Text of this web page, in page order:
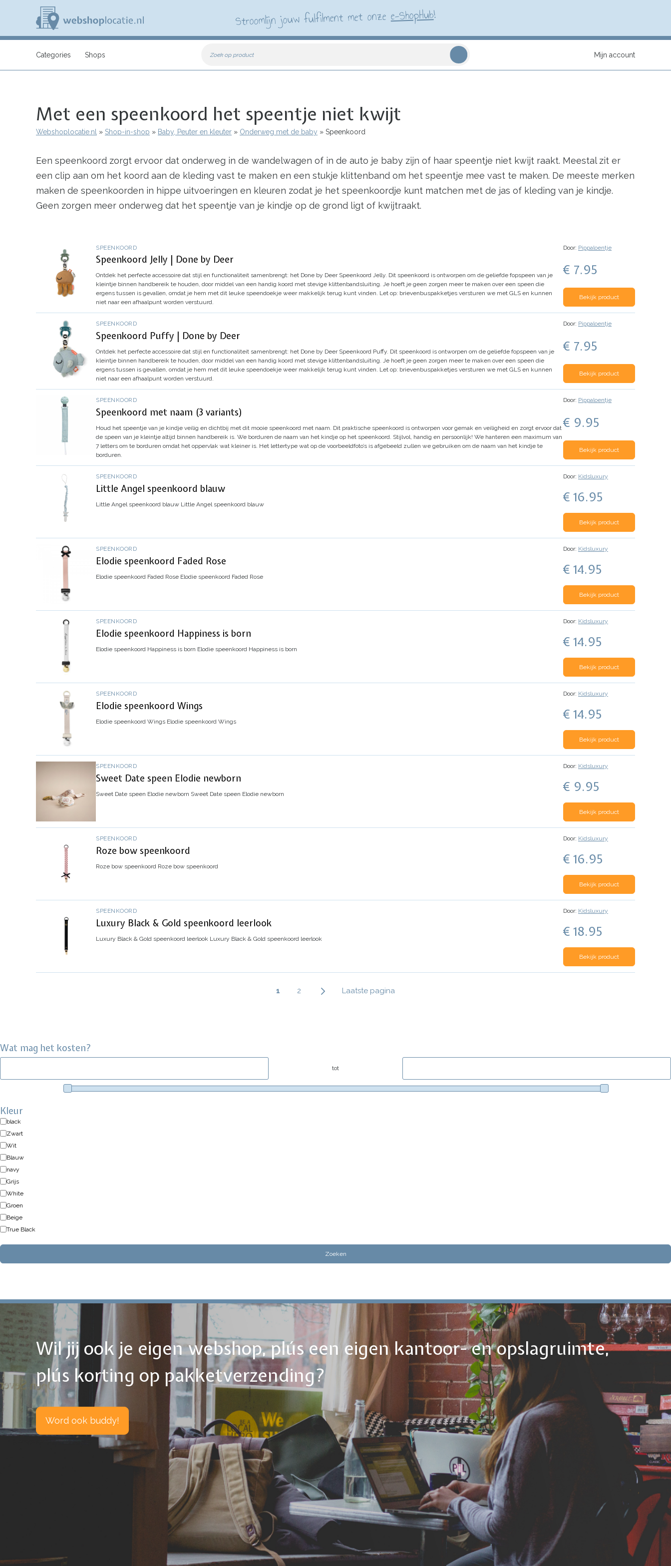
inhoud
e
s
o
a
e
n
Stroomlijn jouw fulfilment met onzee-ShopHub!
Zoek op product
Categories Shops Mijn account
Met een speenkoord het speentje niet kwijt
Kruimelpad
Webshoplocatie.nl Shop-in-shop Baby, Peuter en kleuter Onderweg met de baby Speenkoord
Een speenkoord zorgt ervoor dat onderweg in de wandelwagen of in de auto je baby zijn of haar speentje niet kwijt raakt. Meestal zit er
een clip aan om het koord aan de kleding vast te maken en een stukje klittenband om het speentje mee vast te maken. De meeste merken
maken de speenkoorden in hippe uitvoeringen en kleuren zodat je het speenkoordje kunt matchen met de jas of kleding van je kindje.
Geen zorgen meer onderweg dat het speentje van je kindje op de grond ligt of kwijtraakt.
SPEENKOORD
Speenkoord Jelly | Done by Deer
Ontdek het perfecte accessoire dat stijl en functionaliteit samenbrengt: het Done by Deer Speenkoord Jelly. Dit speenkoord is ontworpen om de geliefde fopspeen van je
kleintje binnen handbereik te houden, door middel van een handig koord met stevige klittenbandsluiting. Je hoeft je geen zorgen meer te maken over een speen die
ergens tussen is gevallen, omdat je hem met dit leuke speendoekje weer makkelijk terug kunt vinden. Let op: brievenbuspakketjes versturen we met GLS en kunnen
niet naar een afhaalpunt worden verstuurd.
Door: Pippaloentje
€ 7.95
Bekijk product
SPEENKOORD
Speenkoord Puffy | Done by Deer
Ontdek het perfecte accessoire dat stijl en functionaliteit samenbrengt: het Done by Deer Speenkoord Puffy. Dit speenkoord is ontworpen om de geliefde fopspeen van je
kleintje binnen handbereik te houden, door middel van een handig koord met stevige klittenbandsluiting. Je hoeft je geen zorgen meer te maken over een speen die
ergens tussen is gevallen, omdat je hem met dit leuke speendoekje weer makkelijk terug kunt vinden. Let op: brievenbuspakketjes versturen we met GLS en kunnen
niet naar een afhaalpunt worden verstuurd.
Door: Pippaloentje
€ 7.95
Bekijk product
SPEENKOORD
Speenkoord met naam (3 variants)
Houd het speentje van je kindje veilig en dichtbij met dit mooie speenkoord met naam. Dit praktische speenkoord is ontworpen voor gemak en veiligheid en zorgt ervoor dat
de speen van je kleintje altijd binnen handbereik is. We borduren de naam van het kindje op het speenkoord. Stijlvol, handig en persoonlijk! We hanteren een maximum van
7 letters om te borduren omdat het oppervlak wat kleiner is. Het lettertype wat op de voorbeeldfoto’s is afgebeeld zullen we gebruiken om de naam van het kindje te
borduren.
Door: Pippaloentje
€ 9.95
Bekijk product
SPEENKOORD
Little Angel speenkoord blauw
Little Angel speenkoord blauw Little Angel speenkoord blauw
Door: Kidsluxury
€ 16.95
Bekijk product
SPEENKOORD
Elodie speenkoord Faded Rose
Elodie speenkoord Faded Rose Elodie speenkoord Faded Rose
Door: Kidsluxury
€ 14.95
Bekijk product
SPEENKOORD
Elodie speenkoord Happiness is born
Elodie speenkoord Happiness is born Elodie speenkoord Happiness is born
Door: Kidsluxury
€ 14.95
Bekijk product
SPEENKOORD
Elodie speenkoord Wings
Elodie speenkoord Wings Elodie speenkoord Wings
Door: Kidsluxury
€ 14.95
Bekijk product
SPEENKOORD
Sweet Date speen Elodie newborn
Sweet Date speen Elodie newborn Sweet Date speen Elodie newborn
Door: Kidsluxury
€ 9.95
Bekijk product
SPEENKOORD
Roze bow speenkoord
Roze bow speenkoord Roze bow speenkoord
Door: Kidsluxury
€ 16.95
Bekijk product
SPEENKOORD
Luxury Black & Gold speenkoord leerlook
Luxury Black & Gold speenkoord leerlook Luxury Black & Gold speenkoord leerlook
Door: Kidsluxury
€ 18.95
Bekijk product
Paginering
Huidige
1 Page
2
Laatste
Laatste pagina
Wat mag het kosten?
tot
Kleur
black
Zwart
Wit
Blauw
navy
Grijs
White
Groen
Beige
True Black
Wil jij ook je eigen webshop, plús een eigen kantoor- en opslagruimte,
plús korting op pakketverzending?
Word ook buddy!